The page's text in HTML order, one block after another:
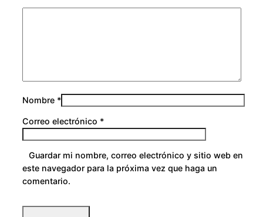
Nombre *
Correo electrónico *
Guardar mi nombre, correo electrónico y sitio web en
este navegador para la próxima vez que haga un
comentario.